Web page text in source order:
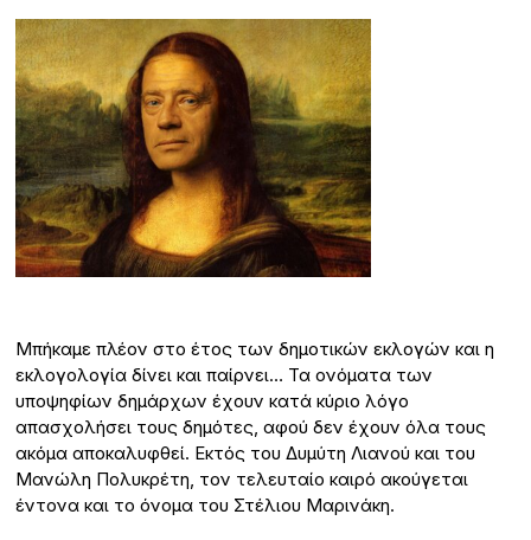
Μπήκαμε πλέον στο έτος των δημοτικών εκλογών και η
εκλογολογία δίνει και παίρνει… Τα ονόματα των
υποψηφίων δημάρχων έχουν κατά κύριο λόγο
απασχολήσει τους δημότες, αφού δεν έχουν όλα τους
ακόμα αποκαλυφθεί. Εκτός του Δυμύτη Λιανού και του
Μανώλη Πολυκρέτη, τον τελευταίο καιρό ακούγεται
έντονα και το όνομα του Στέλιου Μαρινάκη.